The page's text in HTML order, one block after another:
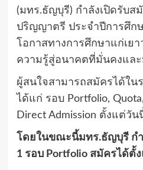
(มทร.ธัญบุรี) กำลังเปิดรับส
ปริญญาตรี ประจำปีการศึก
โอกาสทางการศึกษาแก่เย
ความรู้สู่อนาคตที่มั่นคงแล
ผู้สนใจสามารถสมัครได้ใน
ได้แก่ รอบ Portfolio,
Direct Admission ตั้งแต่วั
โดยในขณะนี้มทร.ธัญบุรี กำ
1 รอบ Portfolio สมัครได้ตั้